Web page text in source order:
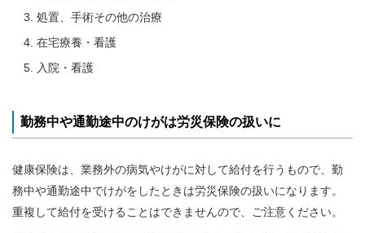
よ
く
あ
組
案
処置、手術その他の治療
在宅療養・看護
入院・看護
勤務中や通勤途中のけがは労災保険の扱いに
健康保険は、業務外の病気やけがに対して給付を行うもので、勤
務中や通勤途中でけがをしたときは労災保険の扱いになります。
重複して給付を受けることはできませんので、ご注意ください。